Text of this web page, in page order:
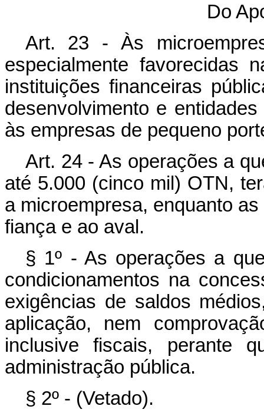
Do
Art. 23 - Às
especialmente favorecidas
instituições financeiras
desenvolvimento e
às empresas de pequeno
Art. 24 - As operações a
até 5.000 (cinco mil) OTN,
a microempresa, enquanto
fiança e ao aval.
§ 1º - As operações a
condicionamentos na
exigências de saldos
aplicação, nem
inclusive fiscais, perante
administração pública.
§ 2º - (Vetado).